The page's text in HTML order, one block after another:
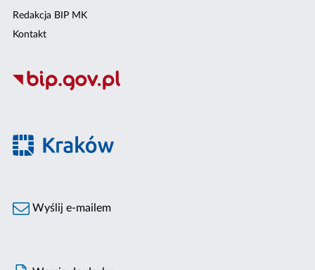
Redakcja BIP MK
Kontakt
Wyślij e-mailem